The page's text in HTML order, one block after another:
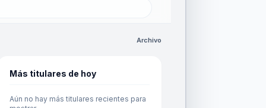
Archivo
Más titulares de hoy
Aún no hay más titulares recientes para